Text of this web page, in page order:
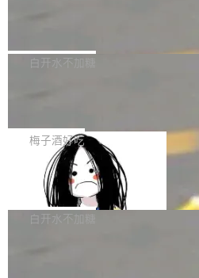
获配9...
题，该问题可能导致在旧版 Linux 内
P）！这一里程碑不仅标志着 Fluss 迈
长期停止内容更新，未能实现其作为
提交的编辑请求也长期处于待处理状
pedia 于去年底上线，定位为由人工
容的百科平台，被马斯克视为传统众
维基百科的替代方案。Lawfare 调查
热门页面还是低关注度页面，均未出
白开水不加糖
是这样的：配 MessageSource 的
声明 LocaleResolver、注册
erceptor…五六步之后才能看到第一
本。 Solon 换了个方式。整个 i18n
梅子酒好吃
Apache Doris 4.1 全面增强
支持 UPDATE、MERGE INTO
erg V3
Apache Doris 4.1 要补齐的，正是
半。在已有查询能力的基础上，Doris
白开水不加糖